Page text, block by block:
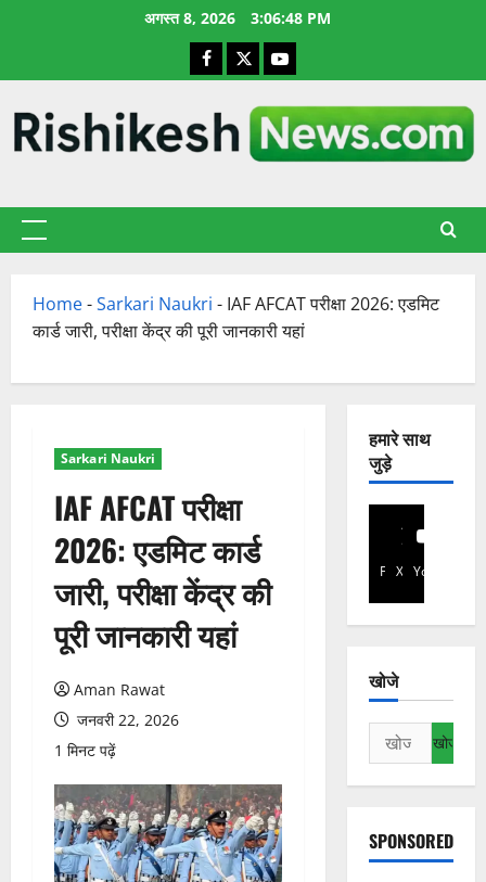
अगस्त 8, 2026 3:06:49 PM
Facebook
X YouTube
प्राथमिक
Home-Sarkari Naukri - IAF AFCAT परीक्षा 2026: एडमिट
कार्ड जारी, परीक्षा केंद्र की पूरी जानकारी यहां
Sarkari Naukri
IAF AFCAT परीक्षा
2026: एडमिट कार्ड
जारी, परीक्षा केंद्र की
पूरी जानकारी यहां
Aman Rawat
जनवरी 22, 2026
1 मिनट पढ़ें
हमारे साथ
जुड़े
Facebook
X YouTube
खोजे
निम्न
को
खोजें:
SPONSORED